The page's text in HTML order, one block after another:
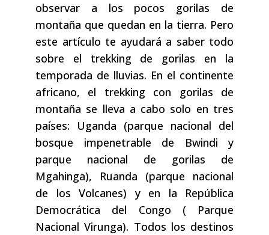
observar a los pocos gorilas de
montaña que quedan en la tierra. Pero
este artículo te ayudará a saber todo
sobre el trekking de gorilas en la
temporada de lluvias. En el continente
africano, el trekking con gorilas de
montaña se lleva a cabo solo en tres
países: Uganda (parque nacional del
bosque impenetrable de Bwindi y
parque nacional de gorilas de
Mgahinga), Ruanda (parque nacional
de los Volcanes) y en la República
Democrática del Congo ( Parque
Nacional Virunga). Todos los destinos